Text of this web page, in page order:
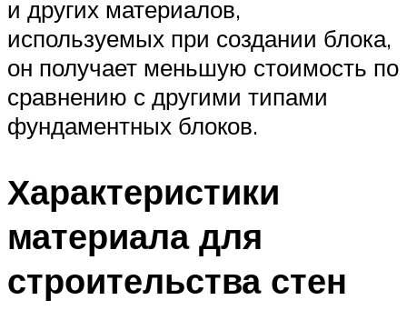
и других материалов,
используемых при создании блока,
он получает меньшую стоимость по
сравнению с другими типами
фундаментных блоков.
Характеристики
материала для
строительства стен